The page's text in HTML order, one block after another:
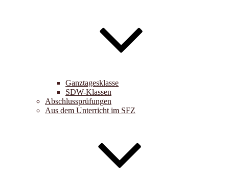
Ganztagesklasse
SDW-Klassen
Abschlussprüfungen
Aus dem Unterricht im SFZ